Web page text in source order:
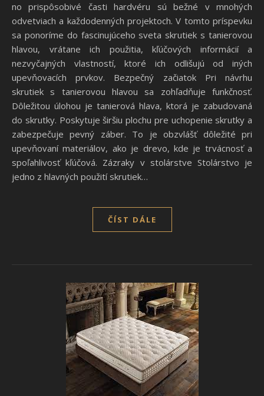
no prispôsobivé časti hardvéru sú bežné v mnohých
odvetviach a každodenných projektoch. V tomto príspevku
sa ponoríme do fascinujúceho sveta skrutiek s tanierovou
hlavou, vrátane ich použitia, kľúčových informácií a
nezvyčajných vlastností, ktoré ich odlišujú od iných
upevňovacích prvkov. Bezpečný začiatok Pri návrhu
skrutiek s tanierovou hlavou sa zohľadňuje funkčnosť.
Dôležitou úlohou je tanierová hlava, ktorá je zabudovaná
do skrutky. Poskytuje širšiu plochu pre uchopenie skrutky a
zabezpečuje pevný záber. To je obzvlášť dôležité pri
upevňovaní materiálov, ako je drevo, kde je trvácnosť a
spoľahlivosť kľúčová. Zázraky v stolárstve Stolárstvo je
jedno z hlavných použití skrutiek…
ČÍST DÁLE